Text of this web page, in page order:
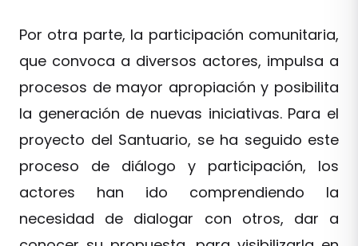
Por otra parte, la participación comunitaria,
que convoca a diversos actores, impulsa a
procesos de mayor apropiación y posibilita
la generación de nuevas iniciativas. Para el
proyecto del Santuario, se ha seguido este
proceso de diálogo y participación, los
actores han ido comprendiendo la
necesidad de dialogar con otros, dar a